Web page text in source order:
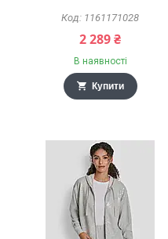
1161171028
2 289 ₴
В наявності
Купити